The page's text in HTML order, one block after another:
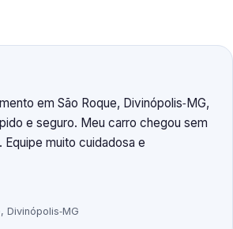
em São Roque, Divinópolis‑MG,
e seguro. Meu carro chegou sem
Equipe muito cuidadosa e
Divinópolis‑MG